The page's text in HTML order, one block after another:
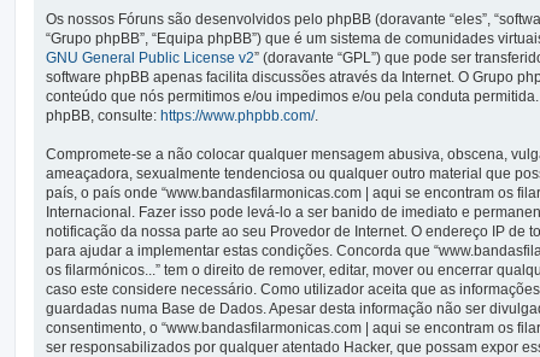
Os nossos Fóruns são desenvolvidos pelo phpBB (doravante “eles”,
“Grupo phpBB”, “Equipa phpBB”) que é um sistema de comunidades
GNU General Public License v2” (doravante “GPL”) que pode ser
software phpBB apenas facilita discussões através da Internet. O Grupo
conteúdo que nós permitimos e/ou impedimos e/ou pela conduta
phpBB, consulte: https://www.phpbb.com/.
Compromete-se a não colocar qualquer mensagem abusiva, obscena,
ameaçadora, sexualmente tendenciosa ou qualquer outro material que
país, o país onde “www.bandasfilarmonicas.com | aqui se encontram os
Internacional. Fazer isso pode levá-lo a ser banido de imediato e
notificação da nossa parte ao seu Provedor de Internet. O endereço IP de
para ajudar a implementar estas condições. Concorda que
os filarmónicos...” tem o direito de remover, editar, mover ou encerrar
caso este considere necessário. Como utilizador aceita que as
guardadas numa Base de Dados. Apesar desta informação não ser
consentimento, o “www.bandasfilarmonicas.com | aqui se encontram os
ser responsabilizados por qualquer atentado Hacker, que possam expor